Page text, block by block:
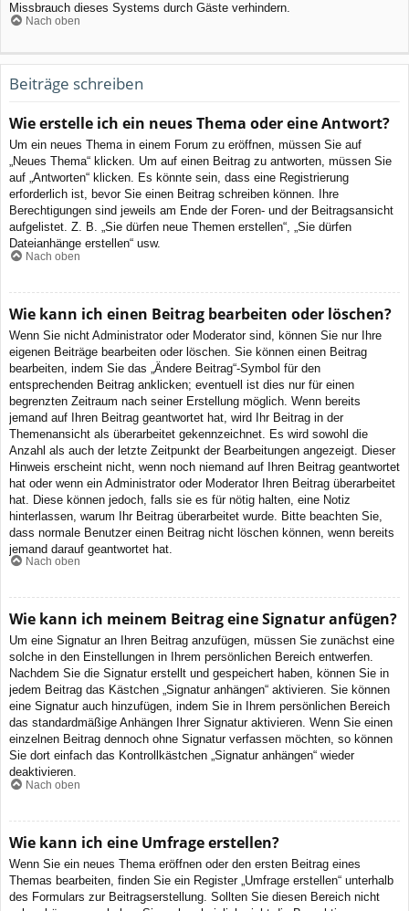
Missbrauch dieses Systems durch Gäste verhindern.
Nach oben
Beiträge schreiben
Wie erstelle ich ein neues Thema oder eine Antwort?
Um ein neues Thema in einem Forum zu eröffnen, müssen Sie auf
„Neues Thema“ klicken. Um auf einen Beitrag zu antworten, müssen Sie
auf „Antworten“ klicken. Es könnte sein, dass eine Registrierung
erforderlich ist, bevor Sie einen Beitrag schreiben können. Ihre
Berechtigungen sind jeweils am Ende der Foren- und der Beitragsansicht
aufgelistet. Z. B. „Sie dürfen neue Themen erstellen“, „Sie dürfen
Dateianhänge erstellen“ usw.
Nach oben
Wie kann ich einen Beitrag bearbeiten oder löschen?
Wenn Sie nicht Administrator oder Moderator sind, können Sie nur Ihre
eigenen Beiträge bearbeiten oder löschen. Sie können einen Beitrag
bearbeiten, indem Sie das „Ändere Beitrag“-Symbol für den
entsprechenden Beitrag anklicken; eventuell ist dies nur für einen
begrenzten Zeitraum nach seiner Erstellung möglich. Wenn bereits
jemand auf Ihren Beitrag geantwortet hat, wird Ihr Beitrag in der
Themenansicht als überarbeitet gekennzeichnet. Es wird sowohl die
Anzahl als auch der letzte Zeitpunkt der Bearbeitungen angezeigt. Dieser
Hinweis erscheint nicht, wenn noch niemand auf Ihren Beitrag geantwortet
hat oder wenn ein Administrator oder Moderator Ihren Beitrag überarbeitet
hat. Diese können jedoch, falls sie es für nötig halten, eine Notiz
hinterlassen, warum Ihr Beitrag überarbeitet wurde. Bitte beachten Sie,
dass normale Benutzer einen Beitrag nicht löschen können, wenn bereits
jemand darauf geantwortet hat.
Nach oben
Wie kann ich meinem Beitrag eine Signatur anfügen?
Um eine Signatur an Ihren Beitrag anzufügen, müssen Sie zunächst eine
solche in den Einstellungen in Ihrem persönlichen Bereich entwerfen.
Nachdem Sie die Signatur erstellt und gespeichert haben, können Sie in
jedem Beitrag das Kästchen „Signatur anhängen“ aktivieren. Sie können
eine Signatur auch hinzufügen, indem Sie in Ihrem persönlichen Bereich
das standardmäßige Anhängen Ihrer Signatur aktivieren. Wenn Sie einen
einzelnen Beitrag dennoch ohne Signatur verfassen möchten, so können
Sie dort einfach das Kontrollkästchen „Signatur anhängen“ wieder
deaktivieren.
Nach oben
Wie kann ich eine Umfrage erstellen?
Wenn Sie ein neues Thema eröffnen oder den ersten Beitrag eines
Themas bearbeiten, finden Sie ein Register „Umfrage erstellen“ unterhalb
des Formulars zur Beitragserstellung. Sollten Sie diesen Bereich nicht